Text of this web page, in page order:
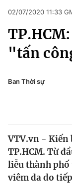
Chuyên mục
Chính trị
Y tế
Thế giới
Xã hội
Pháp luật
Thể thao
Văn hóa -
Giáo dục
02/07/2020 11:33
"tấn
Ban Thời sự
VTV.vn - Kiến
TP.HCM. Từ
liễu thành phố
viêm da do